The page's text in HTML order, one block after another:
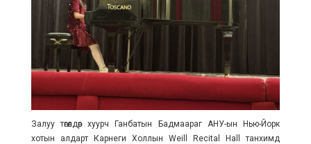
Залуу төгөлдөр хуурч Ганбатын Бадмаараг АНУ-ын Нью-Йорк
хотын алдарт Карнеги Холлын Weill Recital Hall танхимд